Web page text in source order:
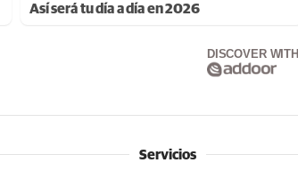
Así será tu día a día en 2026
DISCOVER WITH
Servicios